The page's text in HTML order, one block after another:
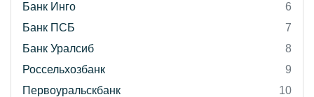
Банк Инго
6
Банк ПСБ
7
Банк Уралсиб
8
Россельхозбанк
9
Первоуральскбанк
10